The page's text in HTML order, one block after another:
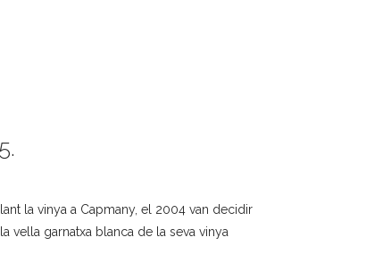
la vinya a Capmany, el 2004 van decidir
vella garnatxa blanca de la seva vinya